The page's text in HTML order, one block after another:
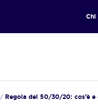
Chi
/ Regola del 50/30/20: cos’è